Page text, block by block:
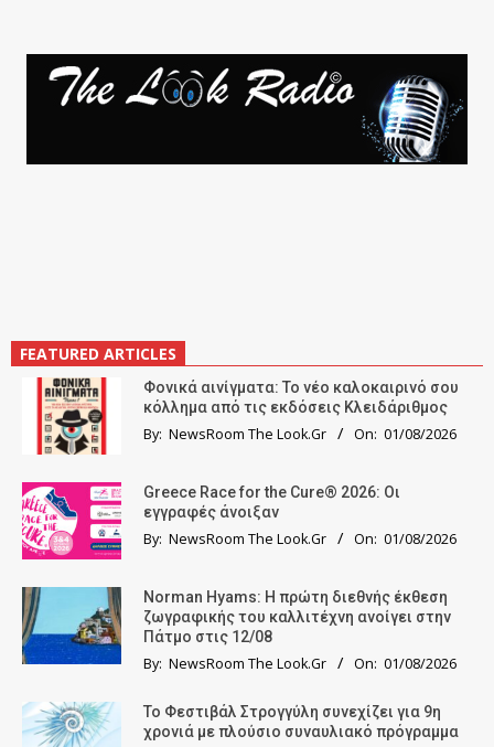
FEATURED ARTICLES
Φονικά αινίγματα: Το νέο καλοκαιρινό σου
κόλλημα από τις εκδόσεις Κλειδάριθμος
By: NewsRoom The Look.Gr On: 01/08/2026
Greece Race for the Cure® 2026: Οι
εγγραφές άνοιξαν
By: NewsRoom The Look.Gr On: 01/08/2026
Norman Hyams: Η πρώτη διεθνής έκθεση
ζωγραφικής του καλλιτέχνη ανοίγει στην
Πάτμο στις 12/08
By: NewsRoom The Look.Gr On: 01/08/2026
Το Φεστιβάλ Στρογγύλη συνεχίζει για 9η
χρονιά με πλούσιο συναυλιακό πρόγραμμα